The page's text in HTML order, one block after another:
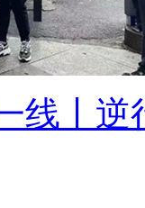
线丨